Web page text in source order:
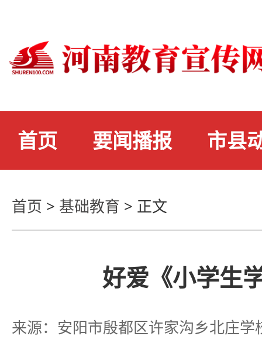
首页 要闻播报 市县
首页 > 基础教育 > 正文
好爱《小学生
来源：安阳市殷都区许家沟乡北庄学